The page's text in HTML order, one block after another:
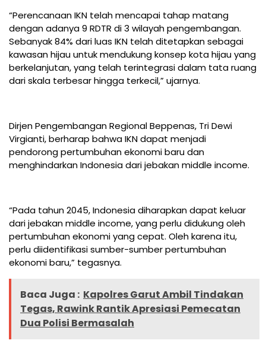
“Perencanaan IKN telah mencapai tahap matang
dengan adanya 9 RDTR di 3 wilayah pengembangan.
Sebanyak 84% dari luas IKN telah ditetapkan sebagai
kawasan hijau untuk mendukung konsep kota hijau yang
berkelanjutan, yang telah terintegrasi dalam tata ruang
dari skala terbesar hingga terkecil,” ujarnya.
Dirjen Pengembangan Regional Beppenas, Tri Dewi
Virgianti, berharap bahwa IKN dapat menjadi
pendorong pertumbuhan ekonomi baru dan
menghindarkan Indonesia dari jebakan middle income.
“Pada tahun 2045, Indonesia diharapkan dapat keluar
dari jebakan middle income, yang perlu didukung oleh
pertumbuhan ekonomi yang cepat. Oleh karena itu,
perlu diidentifikasi sumber-sumber pertumbuhan
ekonomi baru,” tegasnya.
Baca Juga : Kapolres Garut Ambil Tindakan
Tegas, Rawink Rantik Apresiasi Pemecatan
Dua Polisi Bermasalah